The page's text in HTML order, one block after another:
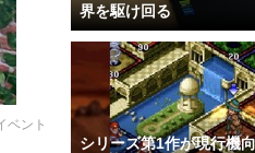
ベント
界を駆け回る
シリーズ第1作が現行機